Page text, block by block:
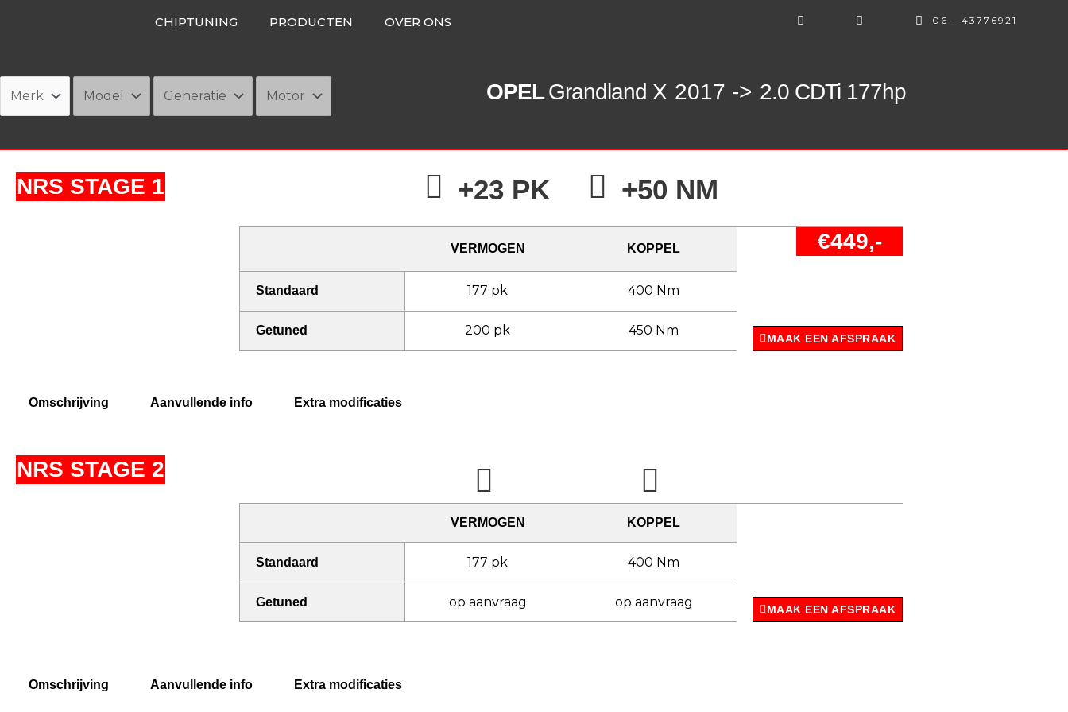
CHIPTUNING PRODUCTEN OVER ONS 06 - 43776921
OPELGrandland X 2017 -> 2.0 CDTi 177hp
NRS STAGE 1 +23 PK +50 NM
VERMOGEN KOPPEL €449,-
Standaard 177 pk 400 Nm
Getuned 200 pk 450 Nm
MAAK EEN AFSPRAAK
Omschrijving Aanvullende info Extra modificaties
NRS STAGE 2
VERMOGEN KOPPEL
Standaard 177 pk 400 Nm
Getuned op aanvraag op aanvraag
MAAK EEN AFSPRAAK
Omschrijving Aanvullende info Extra modificaties